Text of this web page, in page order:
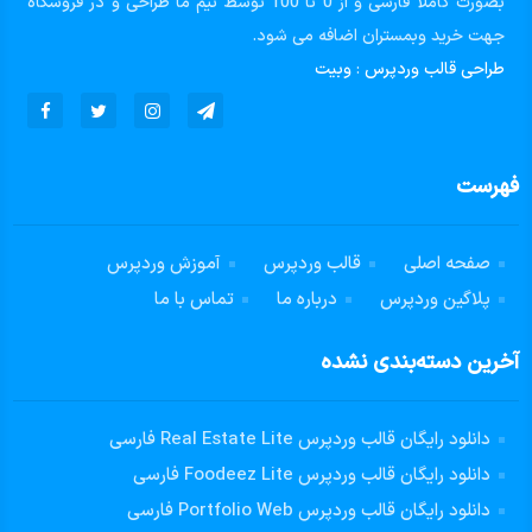
جهت خرید وبمستران اضافه می شود.
طراحی قالب وردپرس :وبیت
فهرست
صفحه اصلی قالب وردپرس
آموزش وردپرس
پلاگین وردپرس
درباره ما تماس با ما
آخرین دسته‌بندی نشده
دانلود رایگان قالب وردپرس Real Estate Lite فارسی
دانلود رایگان قالب وردپرس Foodeez Lite فارسی
دانلود رایگان قالب وردپرس Portfolio Web فارسی